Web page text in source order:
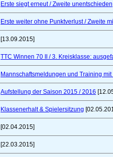
Erste siegt erneut / Zweite unentschieden
Erste weiter ohne Punktverlust / Zweite
[13.09.2015]
TTC Winnen 70 II / 3. Kreisklasse:
Mannschaftsmeldungen und Training
Aufstellung der Saison 2015 / 2016
Klassenerhalt & Spielersitzung
[02.04.2015]
[22.03.2015]